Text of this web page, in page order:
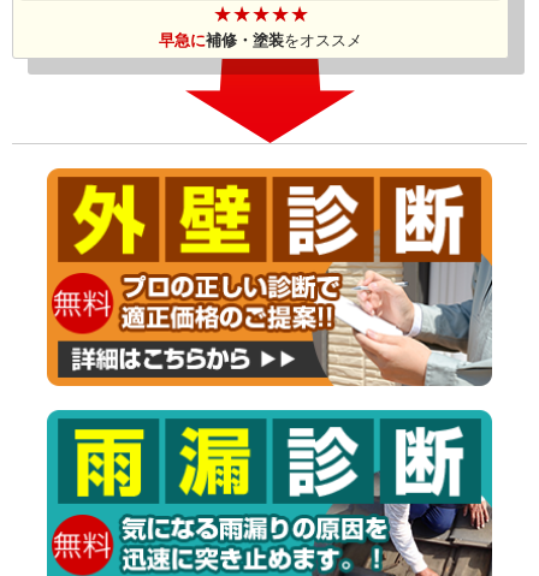
★★★★★
早急に補修・塗装をオススメ